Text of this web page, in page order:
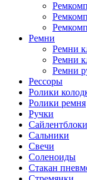
Ремни
Ремни
Ремни
Ремни
Рессоры
Ролики
Ролики ремня
Ручки
Сайлентблоки
Сальники
Свечи
Соленоиды
Стакан